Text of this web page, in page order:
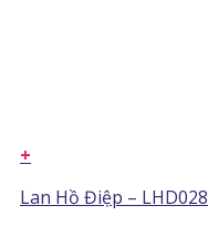
+
Lan Hồ Điệp – LHD028